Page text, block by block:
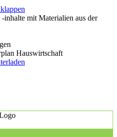
inhalte mit Materialien aus der
Hauswirtschaft